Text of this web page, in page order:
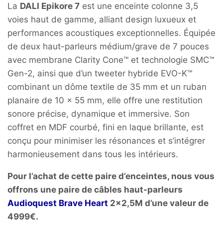
La DALI Epikore 7 est une enceinte colonne 3,5
voies haut de gamme, alliant design luxueux et
performances acoustiques exceptionnelles. Équipée
de deux haut-parleurs médium/grave de 7 pouces
avec membrane Clarity Cone™ et technologie SMC™
Gen-2, ainsi que d’un tweeter hybride EVO-K™
combinant un dôme textile de 35 mm et un ruban
planaire de 10 x 55 mm, elle offre une restitution
sonore précise, dynamique et immersive. Son
coffret en MDF courbé, fini en laque brillante, est
conçu pour minimiser les résonances et s’intégrer
harmonieusement dans tous les intérieurs.
Pour l’achat de cette paire d’enceintes, nous vous
offrons une paire de câbles haut-parleurs
Audioquest Brave Heart 2×2,5M d’une valeur de
4999€.